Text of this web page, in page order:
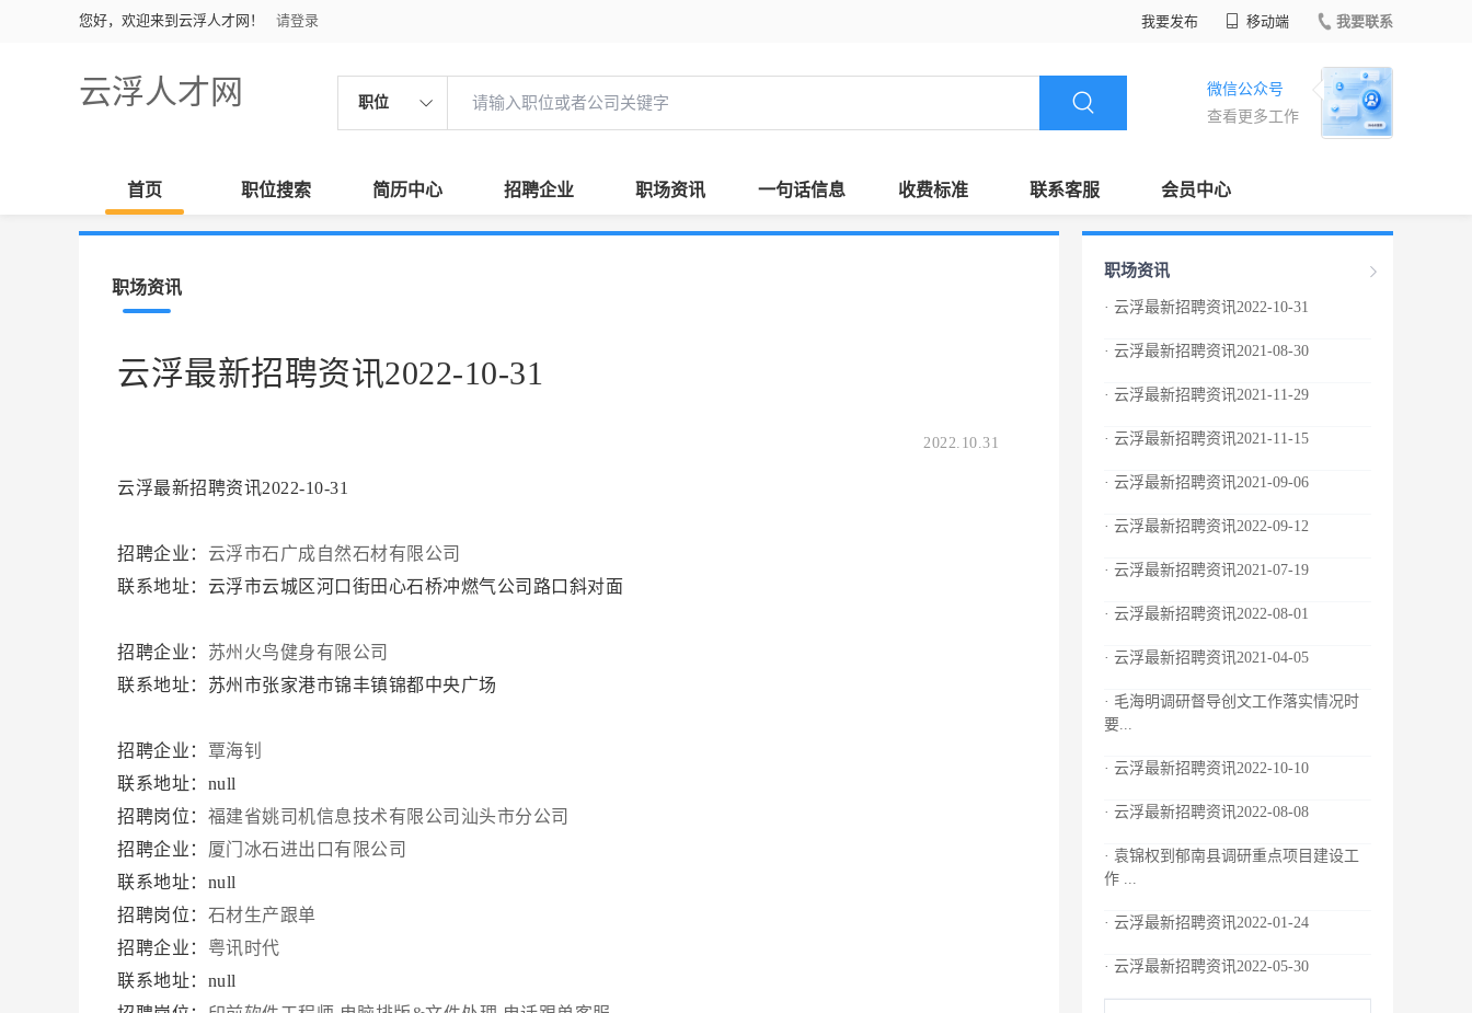
您好，欢迎来到云浮人才网！ 请登录 我要发布 移动端 我要联系
云浮人才网 职位
微信公众号
查看更多工作
首页 职位搜索 简历中心 招聘企业 职场资讯 一句话信息 收费标准 联系客服 会员中心
职场资讯
云浮最新招聘资讯2022-10-31
2022.10.31
云浮最新招聘资讯2022-10-31
招聘企业： 云浮市石广成自然石材有限公司
联系地址：云浮市云城区河口街田心石桥冲燃气公司路口斜对面
招聘企业： 苏州火鸟健身有限公司
联系地址：苏州市张家港市锦丰镇锦都中央广场
招聘企业：
覃海钊
联系地址：null
招聘岗位： 福建省姚司机信息技术有限公司汕头市分公司
招聘企业： 厦门冰石进出口有限公司
联系地址：null
招聘岗位： 石材生产跟单
招聘企业： 粤讯时代
联系地址：null
职场资讯
· 云浮最新招聘资讯2022-10-31
· 云浮最新招聘资讯2021-08-30
· 云浮最新招聘资讯2021-11-29
· 云浮最新招聘资讯2021-11-15
· 云浮最新招聘资讯2021-09-06
· 云浮最新招聘资讯2022-09-12
· 云浮最新招聘资讯2021-07-19
· 云浮最新招聘资讯2022-08-01
· 云浮最新招聘资讯2021-04-05
· 毛海明调研督导创文工作落实情况时
要...
· 云浮最新招聘资讯2022-10-10
· 云浮最新招聘资讯2022-08-08
· 袁锦权到郁南县调研重点项目建设工
作 ...
· 云浮最新招聘资讯2022-01-24
· 云浮最新招聘资讯2022-05-30